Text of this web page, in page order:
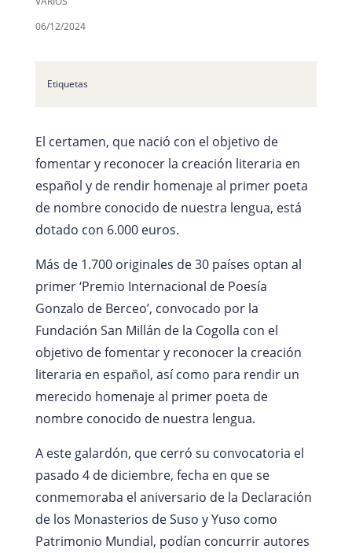
06/12/2024
Etiquetas
El certamen, que nació con el objetivo de
fomentar y reconocer la creación literaria en
español y de rendir homenaje al primer poeta
de nombre conocido de nuestra lengua, está
dotado con 6.000 euros.
Más de 1.700 originales de 30 países optan al
primer ‘Premio Internacional de Poesía
Gonzalo de Berceo’, convocado por la
Fundación San Millán de la Cogolla con el
objetivo de fomentar y reconocer la creación
literaria en español, así como para rendir un
merecido homenaje al primer poeta de
nombre conocido de nuestra lengua.
A este galardón, que cerró su convocatoria el
pasado 4 de diciembre, fecha en que se
conmemoraba el aniversario de la Declaración
de los Monasterios de Suso y Yuso como
Patrimonio Mundial, podían concurrir autores